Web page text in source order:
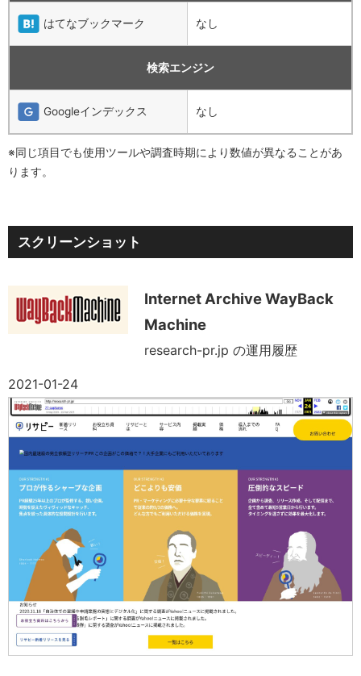
はてなブックマーク なし
検索エンジン
Googleインデックス なし
※同じ項目でも使用ツールや調査時期により数値が異なることがあ
ります。
スクリーンショット
Internet Archive WayBack
Machine
research-pr.jp の運用履歴
2021-01-24